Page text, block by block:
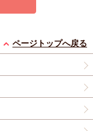
カモカモ【有償特典・
小冊子】【予約キャン
ら受付開始】
有償特典・『冷蔵庫に
モ』12P小冊子 店舗共
ページトップへ戻る